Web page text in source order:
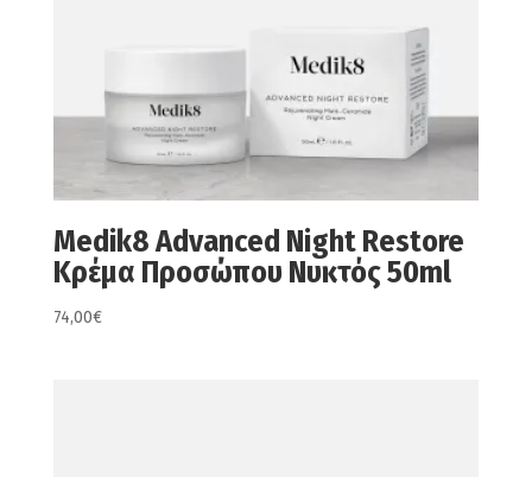
Medik8 Advanced Night Restore
Κρέμα Προσώπου Νυκτός 50ml
74,00€